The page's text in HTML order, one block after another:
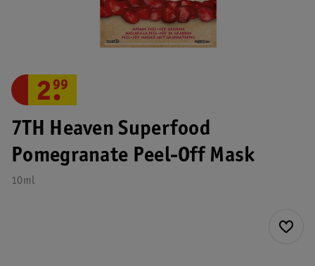
7TH Heaven Superfood
Pomegranate Peel-Off Mask
10ml
2.
99